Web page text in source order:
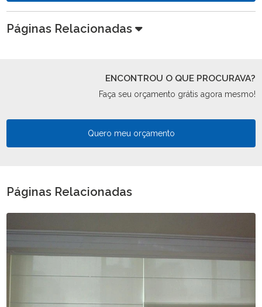
Páginas Relacionadas
ENCONTROU O QUE PROCURAVA?
Faça seu orçamento grátis agora mesmo!
Quero meu orçamento
Páginas Relacionadas